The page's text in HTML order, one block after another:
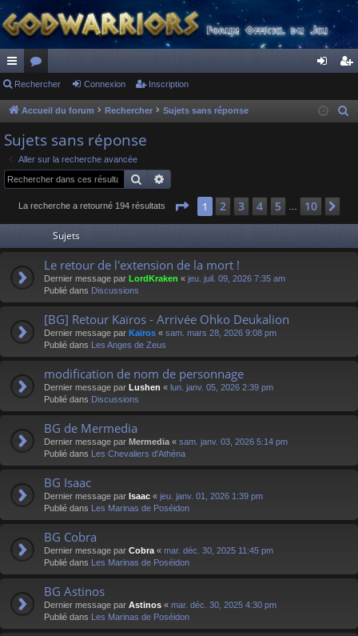
ac
co
ur
ci
s
or
u
s
ne cri
Rechercher Connexion Inscription
Accueil du forum Rechercher Sujets sans réponse
e
Sujets sans réponse
Aller sur la recherche avancée
Rechercher
La recherche a retourné 194 résultats Page 1sur 10
1 2 3 4 5 10
Sujets
Le retour de l'extension de la mort !
Dernier message par LordKraken « jeu. juil. 09, 2026 7:35 am
Publié dans Discussions
[BG] Retour Kaïros - Arrivée Ohko Deukalion
Dernier message par Kaïros « sam. mars 28, 2026 9:08 pm
Publié dans Les Anges de Zeus
modification de nom de personnage
Dernier message par Lushen « lun. janv. 05, 2026 2:39 pm
Publié dans Discussions
BG de Mermedia
Dernier message par Mermedia « sam. janv. 03, 2026 5:14 pm
Publié dans Les Chevaliers d'Athéna
BG Isaac
Dernier message par Isaac « jeu. janv. 01, 2026 1:39 pm
Publié dans Les Marinas de Poséidon
BG Cobra
Dernier message par Cobra « mar. déc. 30, 2025 11:45 pm
Publié dans Les Marinas de Poséidon
BG Astinos
Dernier message par Astinos « mar. déc. 30, 2025 4:30 pm
Publié dans Les Marinas de Poséidon